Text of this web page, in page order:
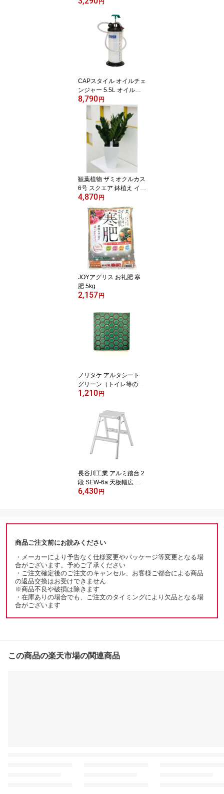
CAPスタイル オイルチェ
ンジャー 5.5L オイル交
換 上抜き 電源不要 手動
8,790円
観葉植物 ザミオクルカス
6号 スクエア 鉢植え イン
テリア 育てやすい 金運
風水 ギフト お祝い 開店
4,870円
JOYアグリス お礼肥 寒
肥 5kg
2,157円
ノリタケ アルタシート
グリーン（トイレ等の陶
器用） 5×5cm【ゆうパケ
1,210円
長谷川工業 アルミ踏台 2
段 SEW-6a 天板幅広 踏
み台 軽量 コンパクト 折
6,430円
商品ご注文前にお読みください
・メーカーにより予告なく仕様変更やパッケージ等変更となる場
合がございます。予めご了承ください
・ご注文確定後のご注文のキャンセル、お客様ご都合による商品
の返品交換はお受けできません
※商品不良や破損は除きます
・在庫ありの場合でも、ご注文のタイミングにより欠品となる場
合がございます
この商品の楽天市場の関連商品